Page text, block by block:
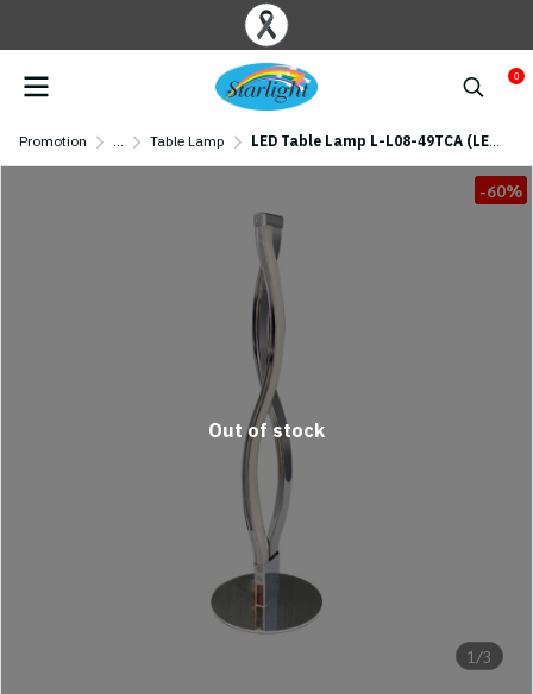
0
Promotion ... Table Lamp LED Table Lamp L-L08-49TCA (LED 11W) Chrome
1/3
-60%
Out of stock